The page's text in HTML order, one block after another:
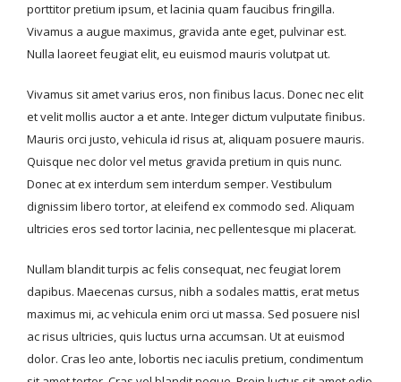
porttitor pretium ipsum, et lacinia quam faucibus fringilla.
Vivamus a augue maximus, gravida ante eget, pulvinar est.
Nulla laoreet feugiat elit, eu euismod mauris volutpat ut.
Vivamus sit amet varius eros, non finibus lacus. Donec nec elit
et velit mollis auctor a et ante. Integer dictum vulputate finibus.
Mauris orci justo, vehicula id risus at, aliquam posuere mauris.
Quisque nec dolor vel metus gravida pretium in quis nunc.
Donec at ex interdum sem interdum semper. Vestibulum
dignissim libero tortor, at eleifend ex commodo sed. Aliquam
ultricies eros sed tortor lacinia, nec pellentesque mi placerat.
Nullam blandit turpis ac felis consequat, nec feugiat lorem
dapibus. Maecenas cursus, nibh a sodales mattis, erat metus
maximus mi, ac vehicula enim orci ut massa. Sed posuere nisl
ac risus ultricies, quis luctus urna accumsan. Ut at euismod
dolor. Cras leo ante, lobortis nec iaculis pretium, condimentum